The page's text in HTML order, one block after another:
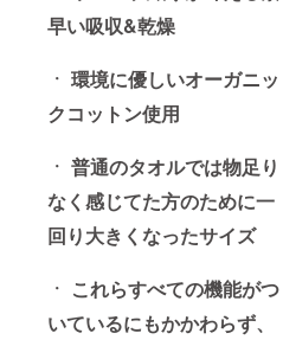
早い吸収&乾燥
ㆍ 環境に優しいオーガニッ
クコットン使用
ㆍ 普通のタオルでは物足り
なく感じてた方のために一
回り大きくなったサイズ
ㆍ これらすべての機能がつ
いているにもかかわらず、